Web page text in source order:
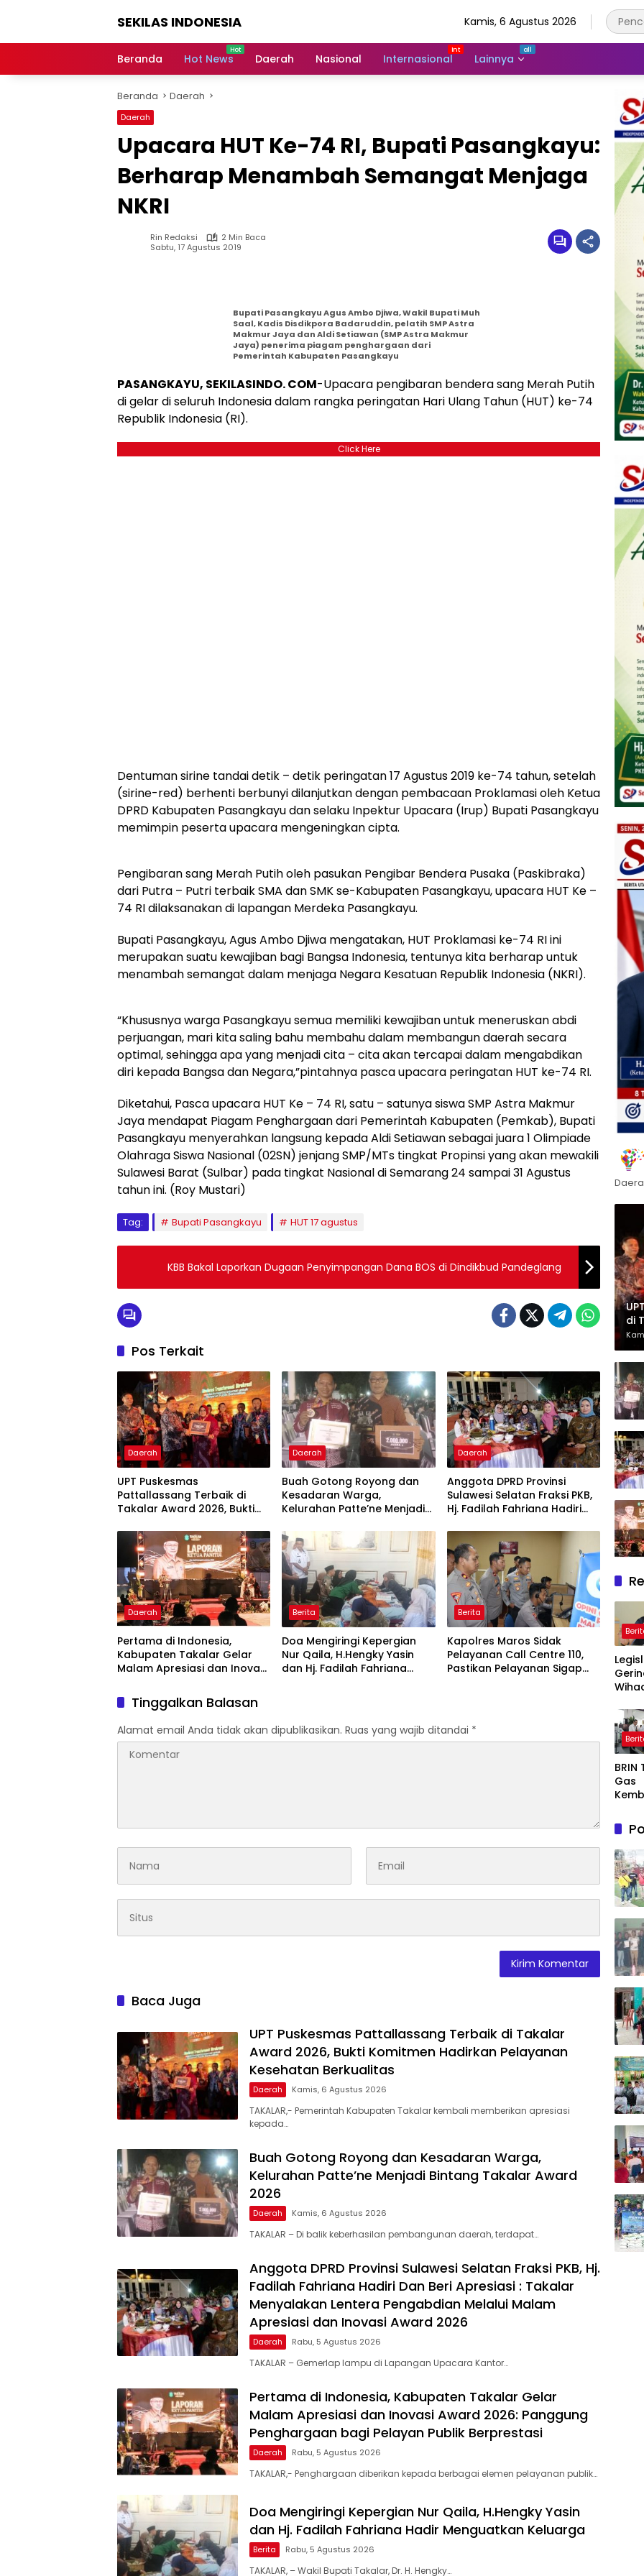
SEKILAS INDONESIA
Terkini,
Latest
World,
Headlines,
News
Today
Kamis, 6 Agustus 2026
Beranda Hot News Daerah Nasional Internasional Lainnya
Beranda Daerah
Daerah
Upacara HUT Ke-74 RI, Bupati Pasangkayu:
Berharap Menambah Semangat Menjaga
NKRI
Rin Redaksi
2 Min Baca
Sabtu, 17 Agustus 2019
Bupati Pasangkayu Agus Ambo Djiwa, Wakil Bupati Muh
Saal, Kadis Disdikpora Badaruddin, pelatih SMP Astra
Makmur Jaya dan Aldi Setiawan (SMP Astra Makmur
Jaya) penerima piagam penghargaan dari
Pemerintah Kabupaten Pasangkayu
PASANGKAYU, SEKILASINDO. COM-Upacara pengibaran bendera sang Merah Putih
di gelar di seluruh Indonesia dalam rangka peringatan Hari Ulang Tahun (HUT) ke-74
Republik Indonesia (RI).
Click Here
Dentuman sirine tandai detik – detik peringatan 17 Agustus 2019 ke-74 tahun, setelah
(sirine-red) berhenti berbunyi dilanjutkan dengan pembacaan Proklamasi oleh Ketua
DPRD Kabupaten Pasangkayu dan selaku Inpektur Upacara (Irup) Bupati Pasangkayu
memimpin peserta upacara mengeningkan cipta.
Pengibaran sang Merah Putih oleh pasukan Pengibar Bendera Pusaka (Paskibraka)
dari Putra – Putri terbaik SMA dan SMK se-Kabupaten Pasangkayu, upacara HUT Ke –
74 RI dilaksanakan di lapangan Merdeka Pasangkayu.
Bupati Pasangkayu, Agus Ambo Djiwa mengatakan, HUT Proklamasi ke-74 RI ini
merupakan suatu kewajiban bagi Bangsa Indonesia, tentunya kita berharap untuk
menambah semangat dalam menjaga Negara Kesatuan Republik Indonesia (NKRI).
“Khususnya warga Pasangkayu semua memiliki kewajiban untuk meneruskan abdi
perjuangan, mari kita saling bahu membahu dalam membangun daerah secara
optimal, sehingga apa yang menjadi cita – cita akan tercapai dalam mengabdikan
diri kepada Bangsa dan Negara,”pintahnya pasca upacara peringatan HUT ke-74 RI.
Diketahui, Pasca upacara HUT Ke – 74 RI, satu – satunya siswa SMP Astra Makmur
Jaya mendapat Piagam Penghargaan dari Pemerintah Kabupaten (Pemkab), Bupati
Pasangkayu menyerahkan langsung kepada Aldi Setiawan sebagai juara 1 Olimpiade
Olahraga Siswa Nasional (02SN) jenjang SMP/MTs tingkat Propinsi yang akan mewakili
Sulawesi Barat (Sulbar) pada tingkat Nasional di Semarang 24 sampai 31 Agustus
tahun ini. (Roy Mustari)
Tag: Bupati Pasangkayu HUT 17 agustus
KBB Bakal Laporkan Dugaan Penyimpangan Dana BOS di Dindikbud Pandeglang
Pos Terkait
Daerah
UPT Puskesmas
Pattallassang Terbaik di
Takalar Award 2026, Bukti
Pelayanan Kesehatan
Berkualitas
Daerah
Buah Gotong Royong dan
Kesadaran Warga,
Kelurahan Patte’ne Menjadi
Daerah
Anggota DPRD Provinsi
Sulawesi Selatan Fraksi PKB,
Hj. Fadilah Fahriana Hadiri
Menyalakan Lentera
Pengabdian Melalui Malam
Apresiasi dan Inovasi Award
2026
Daerah
Pertama di Indonesia,
Kabupaten Takalar Gelar
Malam Apresiasi dan Inovasi
Penghargaan bagi Pelayan
Publik Berprestasi
Berita
Doa Mengiringi Kepergian
Nur Qaila, H.Hengky Yasin
dan Hj. Fadilah Fahriana
Berita
Kapolres Maros Sidak
Pelayanan Call Centre 110,
Pastikan Pelayanan Sigap
Tinggalkan Balasan
Alamat email Anda tidak akan dipublikasikan. Ruas yang wajib ditandai *
Baca Juga
UPT Puskesmas Pattallassang Terbaik di Takalar
Award 2026, Bukti Komitmen Hadirkan Pelayanan
Kesehatan Berkualitas
Daerah Kamis, 6 Agustus 2026
TAKALAR,- Pemerintah Kabupaten Takalar kembali memberikan apresiasi
kepada…
Buah Gotong Royong dan Kesadaran Warga,
Kelurahan Patte’ne Menjadi Bintang Takalar Award
2026
Daerah Kamis, 6 Agustus 2026
TAKALAR – Di balik keberhasilan pembangunan daerah, terdapat…
Anggota DPRD Provinsi Sulawesi Selatan Fraksi PKB, Hj.
Fadilah Fahriana Hadiri Dan Beri Apresiasi : Takalar
Menyalakan Lentera Pengabdian Melalui Malam
Apresiasi dan Inovasi Award 2026
Daerah Rabu, 5 Agustus 2026
TAKALAR – Gemerlap lampu di Lapangan Upacara Kantor…
Pertama di Indonesia, Kabupaten Takalar Gelar
Malam Apresiasi dan Inovasi Award 2026: Panggung
Penghargaan bagi Pelayan Publik Berprestasi
Daerah Rabu, 5 Agustus 2026
TAKALAR,- Penghargaan diberikan kepada berbagai elemen pelayanan publik…
Doa Mengiringi Kepergian Nur Qaila, H.Hengky Yasin
dan Hj. Fadilah Fahriana Hadir Menguatkan Keluarga
Berita Rabu, 5 Agustus 2026
TAKALAR, – Wakil Bupati Takalar, Dr. H. Hengky…
di
agar
Gas
or